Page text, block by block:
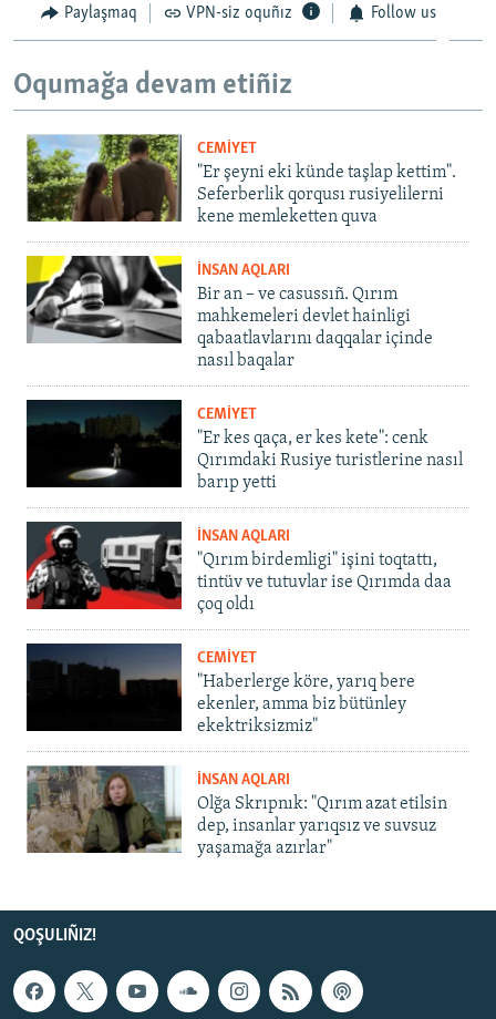
Paylaşmaq VPN-siz oquñız Follow us
Oqumağa devam etiñiz
CEMİYET
"Er şeyni eki künde taşlap kettim".
Seferberlik qorqusı rusiyelilerni
kene memleketten quva
İNSAN AQLARI
Bir an – ve casussıñ. Qırım
mahkemeleri devlet hainligi
qabaatlavlarını daqqalar içinde
nasıl baqalar
CEMİYET
"Er kes qaça, er kes kete": cenk
Qırımdaki Rusiye turistlerine nasıl
barıp yetti
İNSAN AQLARI
"Qırım birdemligi" işini toqtattı,
tintüv ve tutuvlar ise Qırımda daa
çoq oldı
CEMİYET
"Haberlerge köre, yarıq bere
ekenler, amma biz bütünley
ekektriksizmiz"
İNSAN AQLARI
Olğa Skrıpnık: "Qırım azat etilsin
dep, insanlar yarıqsız ve suvsuz
yaşamağa azırlar"
QOŞULIÑIZ!